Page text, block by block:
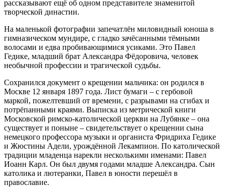
рассказывают ещё об одном представителе знаменитой
творческой династии.
На маленькой фотографии запечатлён миловидный юноша в
гимназическом мундире, с гладко зачёсанными тёмными
волосами и едва пробивающимися усиками. Это Павел
Гедике, младший брат Александра Фёдоровича, человек
необычной профессии и трагической судьбы.
Сохранился документ о крещении мальчика: он родился в
Москве 12 января 1897 года. Лист бумаги – с гербовой
маркой, пожелтевший от времени, с разрывами на сгибах и
потрёпанными краями. Выписка из метрической книги
Московской римско-католической церкви на Лубянке – она
существует и поныне – свидетельствует о крещении сына
немецкого профессора музыки и органиста Фридриха Гедике
и Жюстины Адели, урождённой Лекампион. По католической
традиции младенца нарекли несколькими именами: Павел
Иоанн Карл. Он был двумя годами младше Александра. Сын
католика и лютеранки, Павел в юности перешёл в
православие.